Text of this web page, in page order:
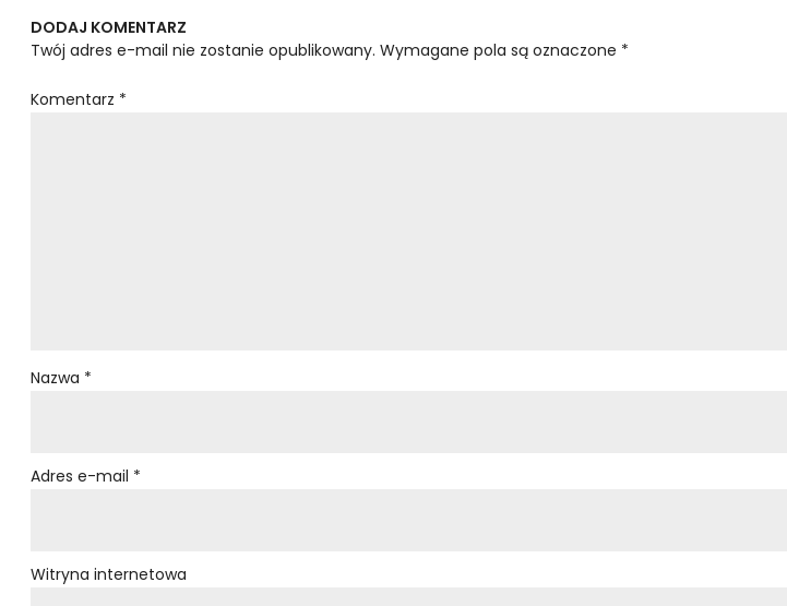
DODAJ KOMENTARZ
Twój adres e-mail nie zostanie opublikowany. Wymagane pola są oznaczone *
Komentarz *
Nazwa *
Adres e-mail *
Witryna internetowa